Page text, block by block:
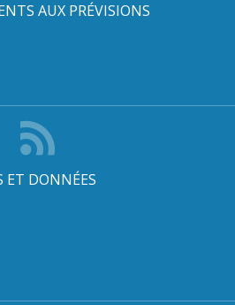
AUX PRÉVISIONS
ET DONNÉES